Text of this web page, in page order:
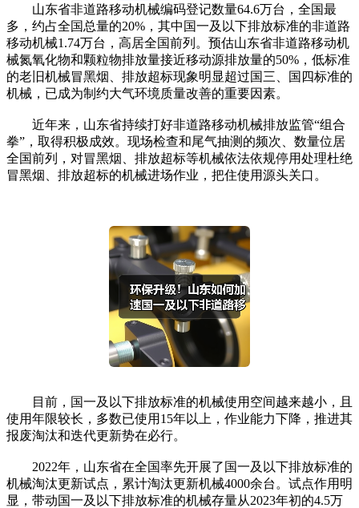
山东省非道路移动机械编码登记数量64.6万台，全国最
多，约占全国总量的20%，其中国一及以下排放标准的非道路
移动机械1.74万台，高居全国前列。预估山东省非道路移动机
械氮氧化物和颗粒物排放量接近移动源排放量的50%，低标准
的老旧机械冒黑烟、排放超标现象明显超过国三、国四标准的
机械，已成为制约大气环境质量改善的重要因素。
近年来，山东省持续打好非道路移动机械排放监管“组合
拳”，取得积极成效。现场检查和尾气抽测的频次、数量位居
全国前列，对冒黑烟、排放超标等机械依法依规停用处理杜绝
冒黑烟、排放超标的机械进场作业，把住使用源头关口。
目前，国一及以下排放标准的机械使用空间越来越小，且
使用年限较长，多数已使用15年以上，作业能力下降，推进其
报废淘汰和迭代更新势在必行。
2022年，山东省在全国率先开展了国一及以下排放标准的
机械淘汰更新试点，累计淘汰更新机械4000余台。试点作用明
显，带动国一及以下排放标准的机械存量从2023年初的4.5万